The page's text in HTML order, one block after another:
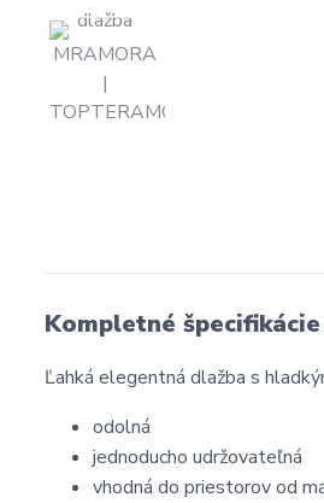
Kompletné špecifikácie
Ľahká elegentná dlažba s
odolná
jednoducho udržovateľná
vhodná do priestorov od